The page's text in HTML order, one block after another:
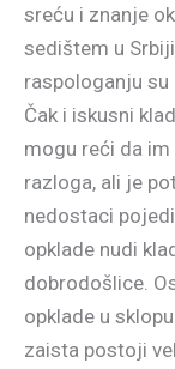
sreću i znanje
sedištem u
raspologanju su
Čak i iskusni
mogu reći da
razloga, ali je
nedostaci
opklade nudi
dobrodošlice.
opklade u
zaista postoji